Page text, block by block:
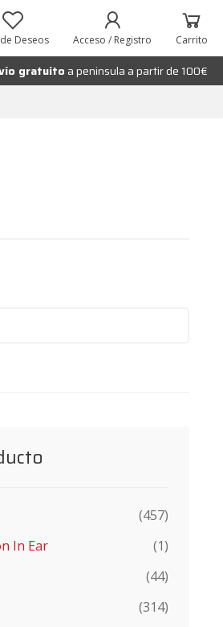
Deseos Acceso / Registro Carrito
gratuito a peninsula a partir de 100€
(457)
In Ear
(1)
(44)
(314)